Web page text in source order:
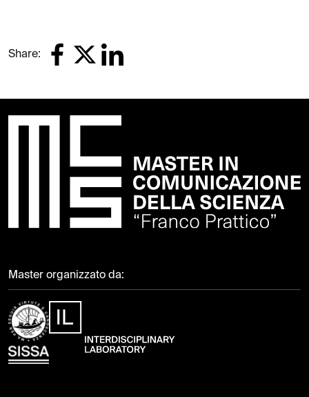
Share:
Master organizzato da: